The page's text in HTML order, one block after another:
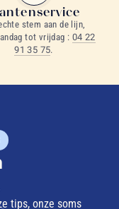
stem aan de lijn,
tot vrijdag : 04 22
91 35 75.
tips, onze soms